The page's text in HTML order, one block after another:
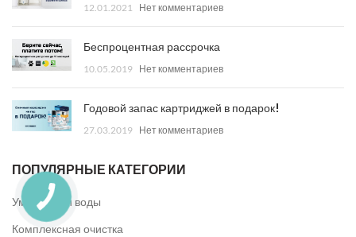
12.01.2021 Нет комментариев
Беспроцентная рассрочка
10.05.2019 Нет комментариев
Годовой запас картриджей в подарок!
27.03.2019 Нет комментариев
ПОПУЛЯРНЫЕ КАТЕГОРИИ
Умягчители воды
Комплексная очистка